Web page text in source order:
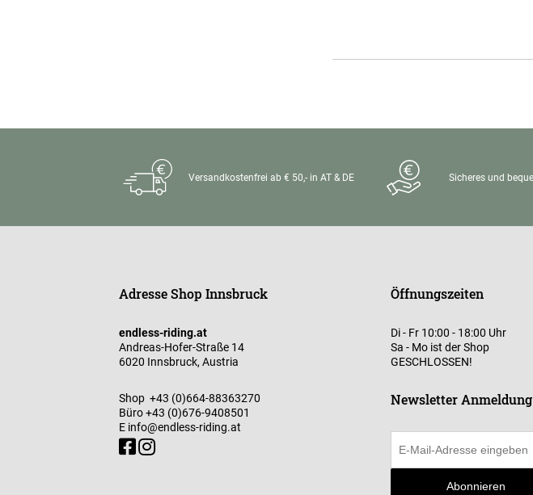
Versandkostenfrei ab € 50,- in AT & DE Sicheres und
Adresse Shop Innsbruck
endless-riding.at
Andreas-Hofer-Straße 14
6020 Innsbruck, Austria
Shop +43 (0)664-88363270
Büro+43 (0)676-9408501
E info@endless-riding.at
Öffnungszeiten
Di - Fr 10:00 - 18:00 Uhr
Sa - Mo ist der Shop
GESCHLOSSEN!
Newsletter Anmeldung
Abonnieren